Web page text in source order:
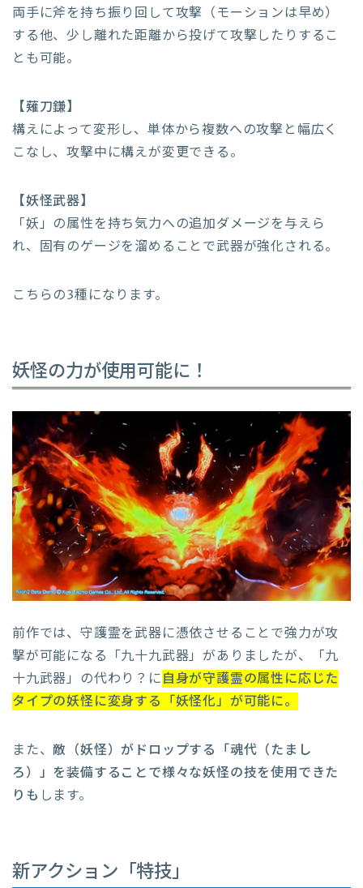
両手に斧を持ち振り回して攻撃（モーションは早め）
する他、少し離れた距離から投げて攻撃したりするこ
とも可能。
【薙刀鎌】
構えによって変形し、単体から複数への攻撃と幅広く
こなし、攻撃中に構えが変更できる。
【妖怪武器】
「妖」の属性を持ち気力への追加ダメージを与えら
れ、固有のゲージを溜めることで武器が強化される。
こちらの3種になります。
妖怪の力が使用可能に！
前作では、守護霊を武器に憑依させることで強力が攻
撃が可能になる「九十九武器」がありましたが、「九
十九武器」の代わり？に自身が守護霊の属性に応じた
タイプの妖怪に変身する「妖怪化」が可能に。
また、敵（妖怪）がドロップする「魂代（たまし
ろ）」を装備することで様々な妖怪の技を使用できた
りも します。
新アクション「特技」